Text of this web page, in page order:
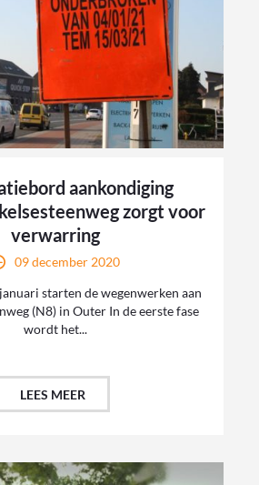
aankondiging
zorgt voor
verwarring
09 december 2020
starten de wegenwerken aan
(N8) in Outer In de eerste fase
wordt het...
LEES MEER